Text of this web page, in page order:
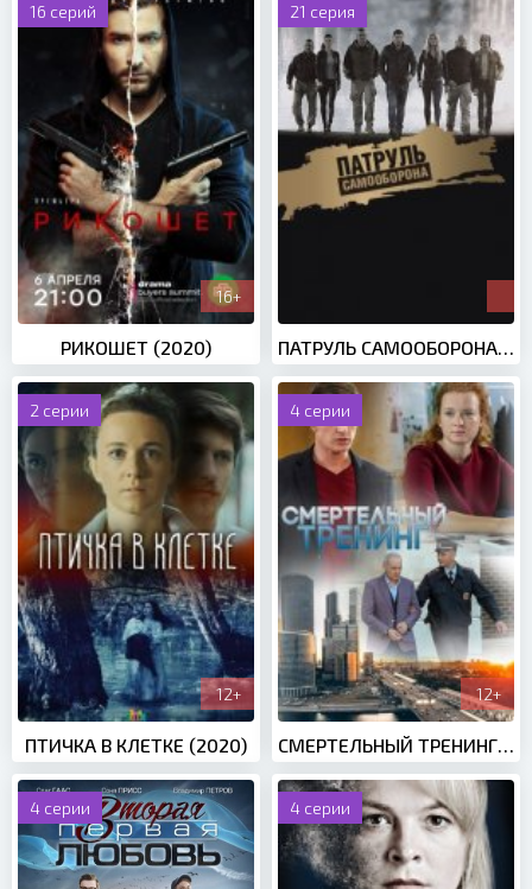
16 серий
16+
РИКОШЕТ (2020)
21 серия
ПАТРУЛЬ САМООБОРОНА (2015)
2 серии
12+
ПТИЧКА В КЛЕТКЕ (2020)
4 серии
12+
СМЕРТЕЛЬНЫЙ ТРЕНИНГ (2018)
4 серии 4 серии